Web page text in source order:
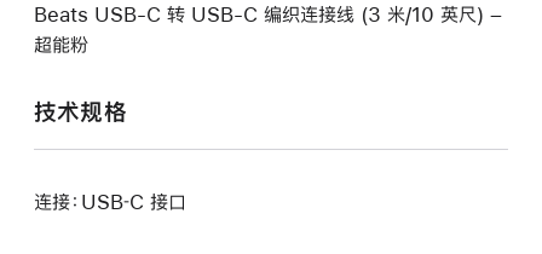
Beats USB-C 转 USB-C 编织连接线 (3 米/10 英尺) –
超能粉
技术规格
连接：USB‑C 接口